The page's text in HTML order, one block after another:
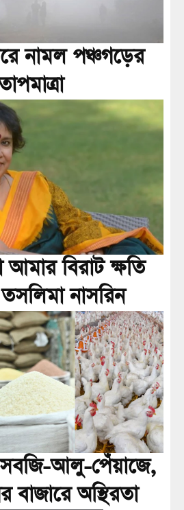
নামল পঞ্চগড়ের
আমার বিরাট ক্ষতি
নাসরিন
সবজি-আলু-পেঁয়াজে,
বাজারে অস্থিরতা